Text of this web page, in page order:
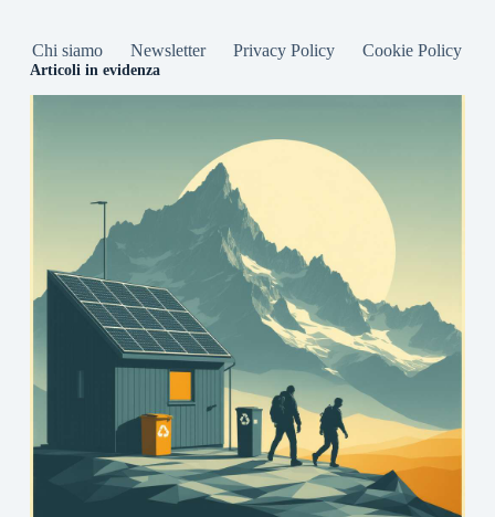
Chi siamo Newsletter Privacy Policy Cookie Policy
Articoli in evidenza